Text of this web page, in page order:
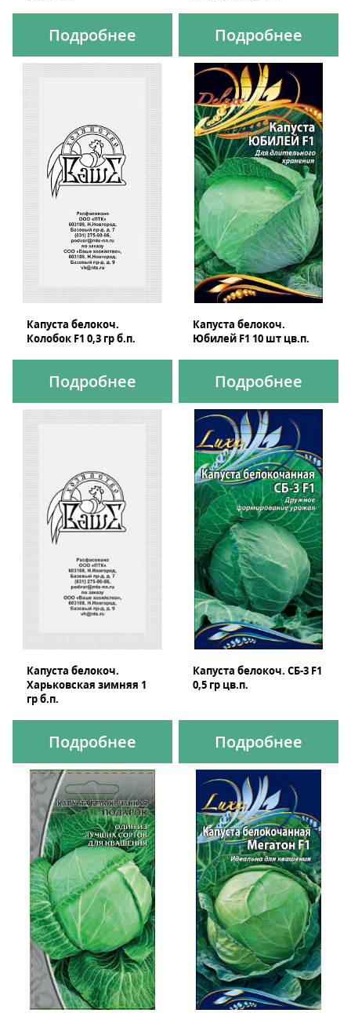
Подробнее Подробнее
Капуста белокоч.
Колобок F1 0,3 гр б.п.
Подробнее
Капуста белокоч.
Юбилей F1 10 шт цв.п.
Подробнее
Капуста белокоч.
Харьковская зимняя 1
гр б.п.
Подробнее
Капуста белокоч. СБ-3 F1
0,5 гр цв.п.
Подробнее